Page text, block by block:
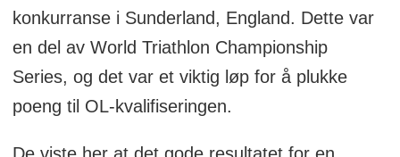
konkurranse i Sunderland, England. Dette var
en del av World Triathlon Championship
Series, og det var et viktig løp for å plukke
poeng til OL-kvalifiseringen.